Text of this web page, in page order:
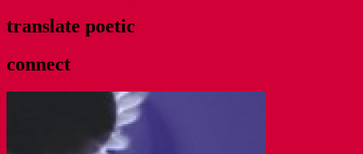
translate poetic
connect